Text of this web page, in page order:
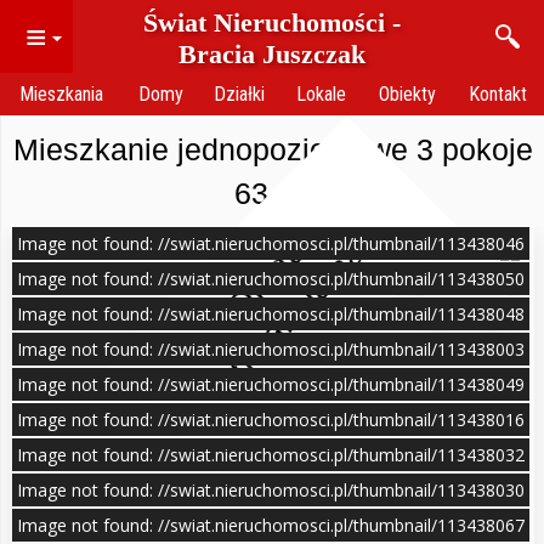
≡
Świat Nieruchomości -
Bracia Juszczak
Mieszkania Domy Działki Lokale Obiekty Kontakt
Mieszkanie jednopoziomowe 3 pokoje
63 m²
O
f
e
r
t
a
n
i
e
a
k
t
u
a
l
n
a
Image not found: //swiat.nieruchomosci.pl/thumbnail/113438046
Image not found: //swiat.nieruchomosci.pl/thumbnail/113438050
Image not found: //swiat.nieruchomosci.pl/thumbnail/113438048
Image not found: //swiat.nieruchomosci.pl/thumbnail/113438003
Image not found: //swiat.nieruchomosci.pl/thumbnail/113438049
Image not found: //swiat.nieruchomosci.pl/thumbnail/113438016
Image not found: //swiat.nieruchomosci.pl/thumbnail/113438032
Image not found: //swiat.nieruchomosci.pl/thumbnail/113438030
Image not found: //swiat.nieruchomosci.pl/thumbnail/113438067